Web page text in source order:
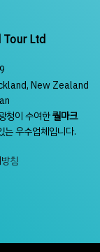
Tour Ltd
New Zealand
청이 수여한퀄마크
는 우수업체입니다.
침